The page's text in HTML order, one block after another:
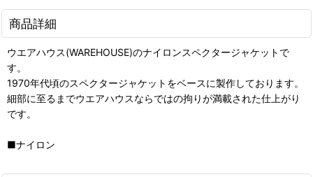
商品詳細
ウエアハウス(WAREHOUSE)のナイロンスペクタージャケットで
す。
1970年代頃のスペクタージャケットをベースに製作しております。
細部に至るまでウエアハウスならではの拘りが満載された仕上がり
です。
■ナイロン